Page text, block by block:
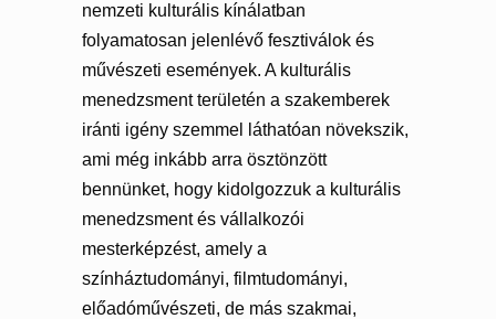
nemzeti kulturális kínálatban
folyamatosan jelenlévő fesztiválok és
művészeti események. A kulturális
menedzsment területén a szakemberek
iránti igény szemmel láthatóan növekszik,
ami még inkább arra ösztönzött
bennünket, hogy kidolgozzuk a kulturális
menedzsment és vállalkozói
mesterképzést, amely a
színháztudományi, filmtudományi,
előadóművészeti, de más szakmai,